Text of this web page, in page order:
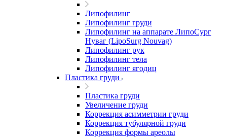
Липофилинг
Липофилинг груди
Липофилинг на аппарате ЛипоСург
Нуваг (LipoSurg Nouvag)
Липофилинг рук
Липофилинг тела
Липофилинг ягодиц
Пластика груди
Пластика груди
Увеличение груди
Коррекция асимметрии груди
Коррекция тубулярной груди
Коррекция формы ареолы